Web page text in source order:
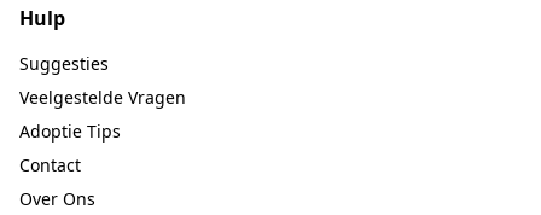
Hulp
Suggesties
Veelgestelde Vragen
Adoptie Tips
Contact
Over Ons